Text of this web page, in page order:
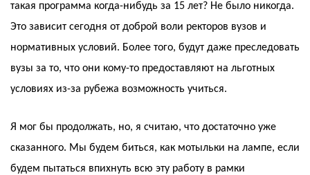
такая программа когда-нибудь за 15 лет? Не было никогда.
Это зависит сегодня от доброй воли ректоров вузов и
нормативных условий. Более того, будут даже преследовать
вузы за то, что они кому-то предоставляют на льготных
условиях из-за рубежа возможность учиться.
Я мог бы продолжать, но, я считаю, что достаточно уже
сказанного. Мы будем биться, как мотыльки на лампе, если
будем пытаться впихнуть всю эту работу в рамки